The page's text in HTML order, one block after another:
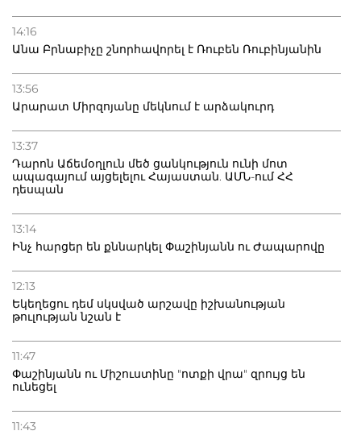
14:16
Անա Բրնաբիչը շնորհավորել է Ռուբեն Ռուբինյանին
13:56
Արարատ Միրզոյանը մեկնում է արձակուրդ
13:37
Դարոն Աճեմօղլուն մեծ ցանկություն ունի մոտ
ապագայում այցելելու Հայաստան. ԱՄՆ-ում ՀՀ
դեսպան
13:14
Ինչ հարցեր են քննարկել Փաշինյանն ու Ժապարովը
12:13
Եկեղեցու դեմ սկսված արշավը իշխանության
թուլության նշան է
11:47
Փաշինյանն ու Միշուստինը "ոտքի վրա" զրույց են
ունեցել
11:43